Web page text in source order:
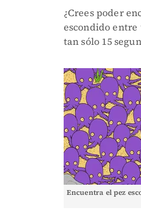
¿Crees poder
escondido
tan sólo 15
Encuentra el pez